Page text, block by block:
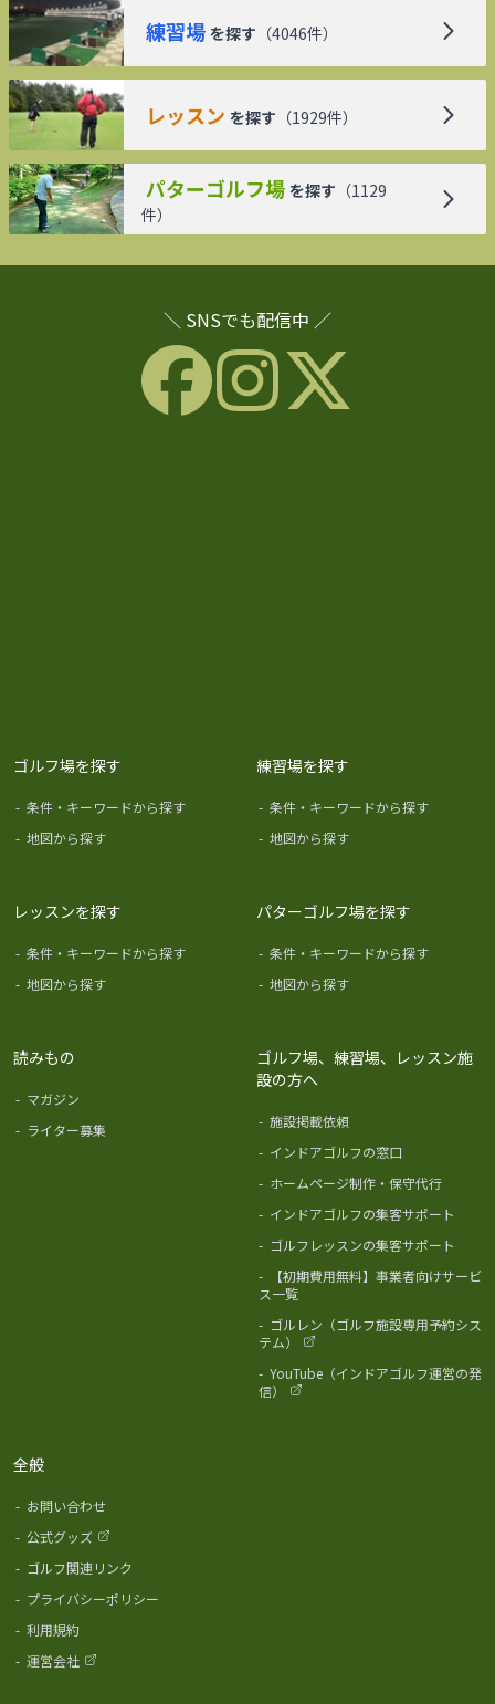
練習場 を探す （4046件）
レッスン を探す （1929件）
パターゴルフ場 を探す （1129
件）
＼ SNSでも配信中 ／
ゴルフ場を探す
- 条件・キーワードから探す
- 地図から探す
練習場を探す
- 条件・キーワードから探す
- 地図から探す
レッスンを探す
- 条件・キーワードから探す
- 地図から探す
パターゴルフ場を探す
- 条件・キーワードから探す
- 地図から探す
読みもの
- マガジン
- ライター募集
ゴルフ場、練習場、レッスン施
設の方へ
- 施設掲載依頼
- インドアゴルフの窓口
- ホームページ制作・保守代行
- インドアゴルフの集客サポート
- ゴルフレッスンの集客サポート
-
【初期費用無料】事業者向けサービ
ス一覧
- ゴルレン（ゴルフ施設専用予約シス
テム）
- YouTube（インドアゴルフ運営の発
信）
全般
- お問い合わせ
- 公式グッズ
- ゴルフ関連リンク
- プライバシーポリシー
- 利用規約
- 運営会社